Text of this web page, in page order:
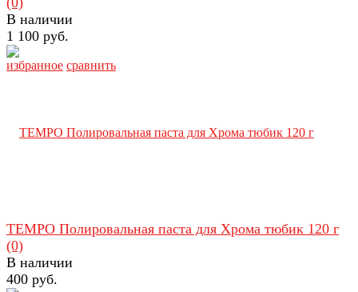
избранное сравнить
В наличии
1 100 руб.
TEMPO Полировальная паста для Хрома тюбик 120 г
(0)
В наличии
400 руб.